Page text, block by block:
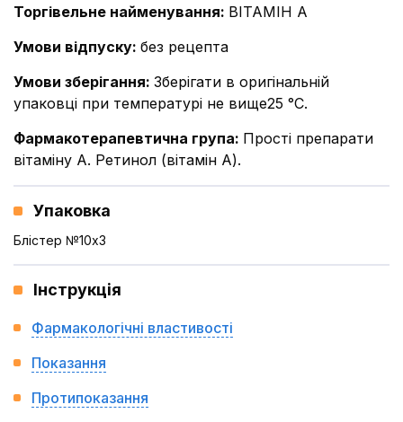
Торгівельне найменування: ВІТАМІН А
Умови відпуску: без рецепта
Умови зберігання: Зберігати в оригінальній
упаковці при температурі не вище25 °C.
Фармакотерапевтична група: Прості препарати
вітаміну А. Ретинол (вітамін А).
Упаковка
Блістер №10x3
Інструкція
Фармакологічні властивості
Показання
Протипоказання